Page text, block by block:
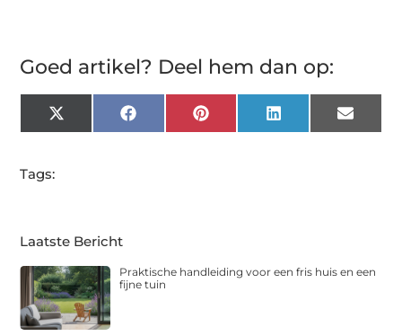
Goed artikel? Deel hem dan op:
X
(Twitter)
FacebookPinterest LinkedIn Email
Tags:
Laatste Bericht
Praktische handleiding voor een fris huis en een
fijne tuin